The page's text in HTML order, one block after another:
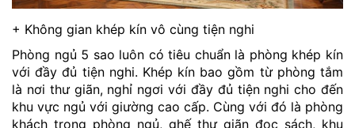
+ Không gian khép kín vô cùng tiện nghi
Phòng ngủ 5 sao luôn có tiêu chuẩn là phòng khép kín
với đầy đủ tiện nghi. Khép kín bao gồm từ phòng tắm
là nơi thư giãn, nghỉ ngơi với đầy đủ tiện nghi cho đến
khu vực ngủ với giường cao cấp. Cùng với đó là phòng
khách trong phòng ngủ, ghế thư giãn đọc sách, khu